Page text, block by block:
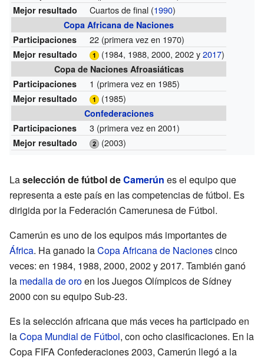
Mejor resultado Cuartos de final (1990)
Copa Africana de Naciones
Participaciones
22 (primera vez en 1970)
Mejor resultado (1984, 1988, 2000, 2002 y2017)
Copa de Naciones Afroasiáticas
Participaciones
1 (primera vez en 1985)
Mejor resultado (1985)
Confederaciones
Participaciones
3 (primera vez en 2001)
Mejor resultado (2003)
Laselección de fútbol deCamerún es el equipo que
representa a este país en las competencias de fútbol. Es
dirigida por la Federación Camerunesa de Fútbol.
Camerún es uno de los equipos más importantes de
África. Ha ganado laCopa Africana de Nacionescinco
veces: en 1984, 1988, 2000, 2002 y 2017. También ganó
la medalla de oroen los Juegos Olímpicos de Sídney
2000 con su equipo Sub-23.
Es la selección africana que más veces ha participado en
laCopa Mundial de Fútbol, con ocho clasificaciones. En la
Copa FIFA Confederaciones 2003, Camerún llegó a la